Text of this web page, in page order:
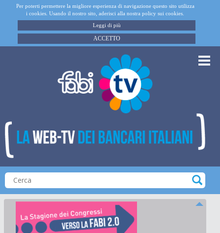
Per poterti permettere la migliore esperienza di navigazione questo sito utilizza
i cookies. Usando il nostro sito, aderisci alla nostra policy sui cookies.
Leggi di più
ACCETTO